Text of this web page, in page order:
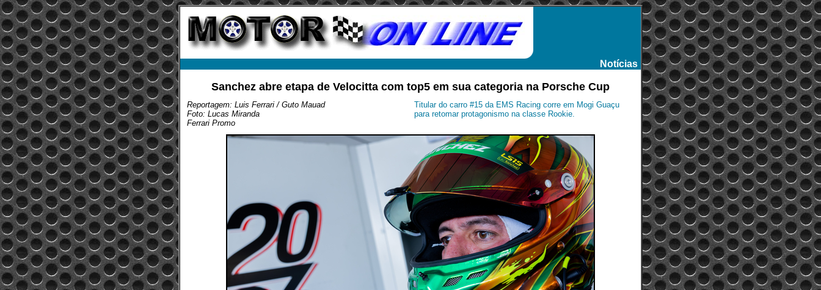
Notícias
Sanchez abre etapa de Velocitta com top5 em sua categoria na Porsche Cup
Reportagem: Luis Ferrari / Guto Mauad
Foto: Lucas Miranda
Ferrari Promo
Titular do carro #15 da EMS Racing corre em Mogi Guaçu
para retomar protagonismo na classe Rookie.